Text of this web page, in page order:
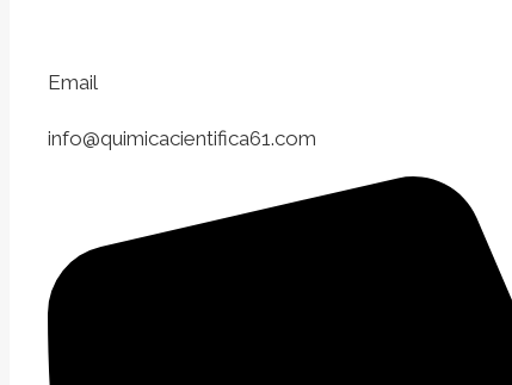
Email
info@quimicacientifica61.com